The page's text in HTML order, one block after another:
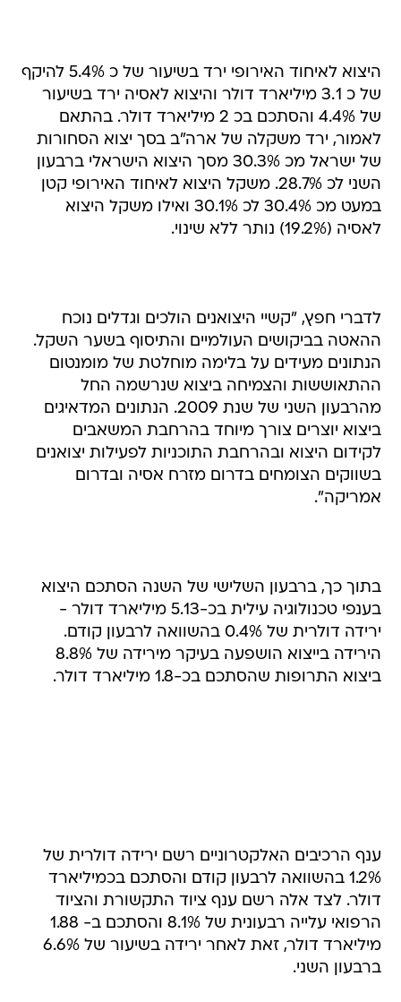
היצוא לאיחוד האירופי ירד בשיעור של כ 5.4% להיקף
של כ 3.1 מיליארד דולר והיצוא לאסיה ירד בשיעור
של 4.4% והסתכם בכ 2 מיליארד דולר. בהתאם
לאמור, ירד משקלה של ארה"ב בסך יצוא הסחורות
של ישראל מכ 30.3% מסך היצוא הישראלי ברבעון
השני לכ 28.7%. משקל היצוא לאיחוד האירופי קטן
במעט מכ 30.4% לכ 30.1% ואילו משקל היצוא
לאסיה (19.2%) נותר ללא שינוי.
לדברי חפץ, "קשיי היצואנים הולכים וגדלים נוכח
ההאטה בביקושים העולמיים והתיסוף בשער השקל.
הנתונים מעידים על בלימה מוחלטת של מומנטום
ההתאוששות והצמיחה ביצוא שנרשמה החל
מהרבעון השני של שנת 2009. הנתונים המדאיגים
ביצוא יוצרים צורך מיוחד בהרחבת המשאבים
לקידום היצוא ובהרחבת התוכניות לפעילות יצואנים
בשווקים הצומחים בדרום מזרח אסיה ובדרום
אמריקה".
בתוך כך, ברבעון השלישי של השנה הסתכם היצוא
בענפי טכנולוגיה עילית בכ-5.13 מיליארד דולר -
ירידה דולרית של 0.4% בהשוואה לרבעון קודם.
הירידה בייצוא הושפעה בעיקר מירידה של 8.8%
ביצוא התרופות שהסתכם בכ-1.8 מיליארד דולר.
ענף הרכיבים האלקטרוניים רשם ירידה דולרית של
1.2% בהשוואה לרבעון קודם והסתכם בכמיליארד
דולר. לצד אלה רשם ענף ציוד התקשורת והציוד
הרפואי עלייה רבעונית של 8.1% והסתכם ב- 1.88
מיליארד דולר, זאת לאחר ירידה בשיעור של 6.6%
ברבעון השני.